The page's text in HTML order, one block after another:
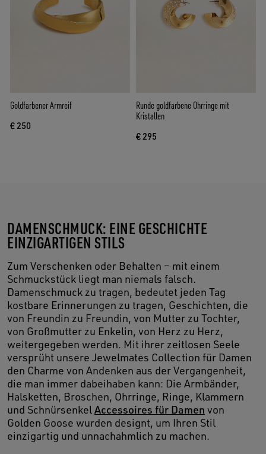
Goldfarbener Armreif
€ 250
Runde goldfarbene Ohrringe mit
Kristallen
€ 295
DAMENSCHMUCK: EINE GESCHICHTE
EINZIGARTIGEN STILS
Zum Verschenken oder Behalten – mit einem
Schmuckstück liegt man niemals falsch.
Damenschmuck zu tragen, bedeutet jeden Tag
kostbare Erinnerungen zu tragen, Geschichten, die
von Freundin zu Freundin, von Mutter zu Tochter,
von Großmutter zu Enkelin, von Herz zu Herz,
weitergegeben werden. Mit ihrer zeitlosen Seele
versprüht unsere Jewelmates Collection für Damen
den Charme von Andenken aus der Vergangenheit,
die man immer dabeihaben kann: Die Armbänder,
Halsketten, Broschen, Ohrringe, Ringe, Klammern
und SchnürsenkelAccessoires für Damen von
Golden Goose wurden designt, um Ihren Stil
einzigartig und unnachahmlich zu machen.